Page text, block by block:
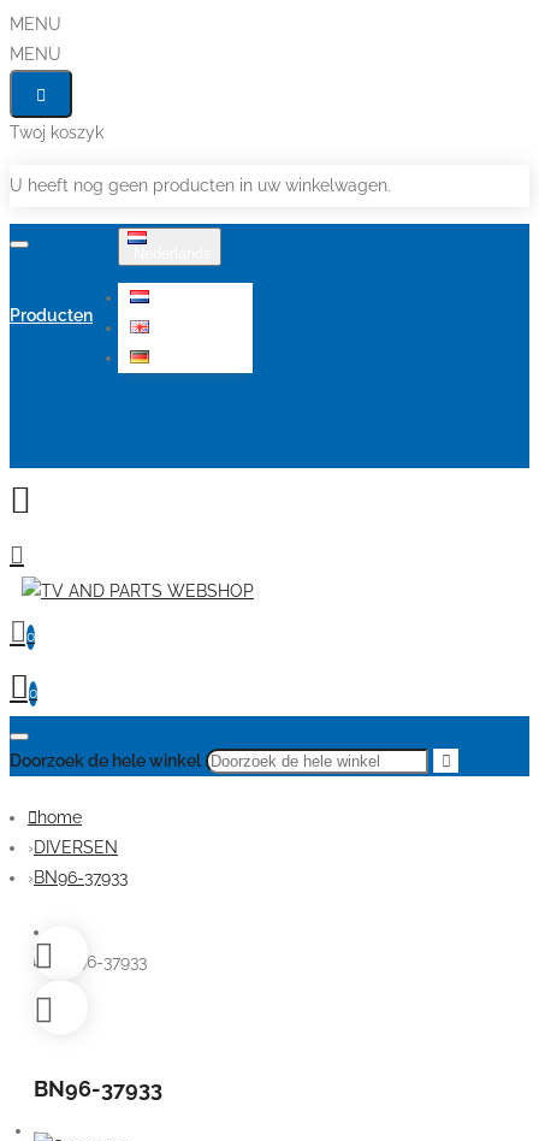
MENU
MENU
Twoj koszyk
U heeft nog geen producten in uw winkelwagen.
Producten
0
0
Doorzoek de hele winkel
home
DIVERSEN
BN96-37933
BN96-37933